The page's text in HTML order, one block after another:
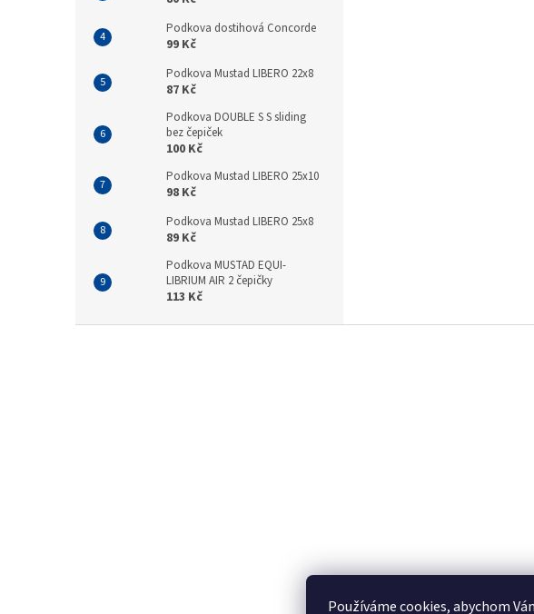
Používáme cookies, abychom
Podkova dostihová Concorde
99 Kč
Podkova Mustad LIBERO 22x8
87 Kč
Podkova DOUBLE S S sliding
bez čepiček
100 Kč
Podkova Mustad LIBERO 25x10
98 Kč
Podkova Mustad LIBERO 25x8
89 Kč
Podkova MUSTAD EQUI-
LIBRIUM AIR 2 čepičky
113 Kč